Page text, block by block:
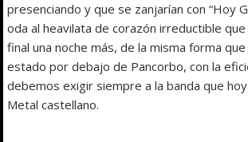
presenciando y que se zanjarían con “Hoy
oda al heavilata de corazón irreductible
final una noche más, de la misma forma
estado por debajo de Pancorbo, con la
debemos exigir siempre a la banda que
Metal castellano.